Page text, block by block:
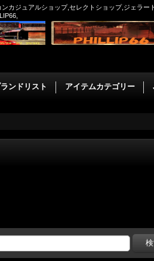
カジュアルショップ,セレクトショップ,ジェラ
ンドリスト アイテムカテゴリー